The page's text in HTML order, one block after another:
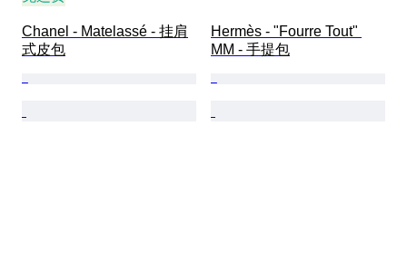
Chanel - Matelassé - 挂肩
式皮包
Hermès - "Fourre Tout"
MM - 手提包